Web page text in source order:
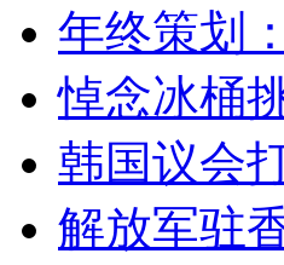
年终策划
悼念冰桶
韩国议会
解放军驻